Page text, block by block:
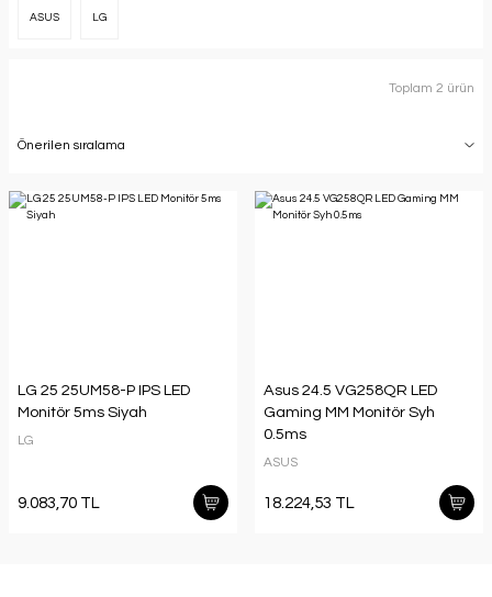
ASUS LG
Toplam 2 ürün
LG 25 25UM58-P IPS LED
Monitör 5ms Siyah
LG
9.083,70 TL
Asus 24.5 VG258QR LED
Gaming MM Monitör Syh
0.5ms
ASUS
18.224,53 TL